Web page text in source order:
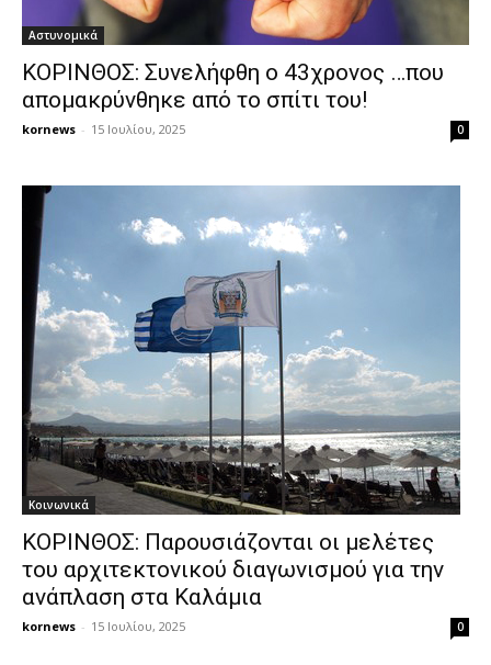
Αστυνομικά
ΚΟΡΙΝΘΟΣ: Συνελήφθη ο 43χρονος …που
απομακρύνθηκε από το σπίτι του!
kornews - 15 Ιουλίου, 2025 0
Κοινωνικά
ΚΟΡΙΝΘΟΣ: Παρουσιάζονται οι μελέτες
του αρχιτεκτονικού διαγωνισμού για την
ανάπλαση στα Καλάμια
kornews - 15 Ιουλίου, 2025 0